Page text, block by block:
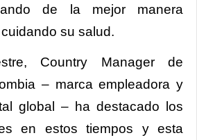
de la mejor manera
su salud.
Country Manager de
– marca empleadora y
global – ha destacado los
en estos tiempos y esta